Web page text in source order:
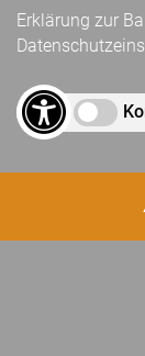
Erklärung zur